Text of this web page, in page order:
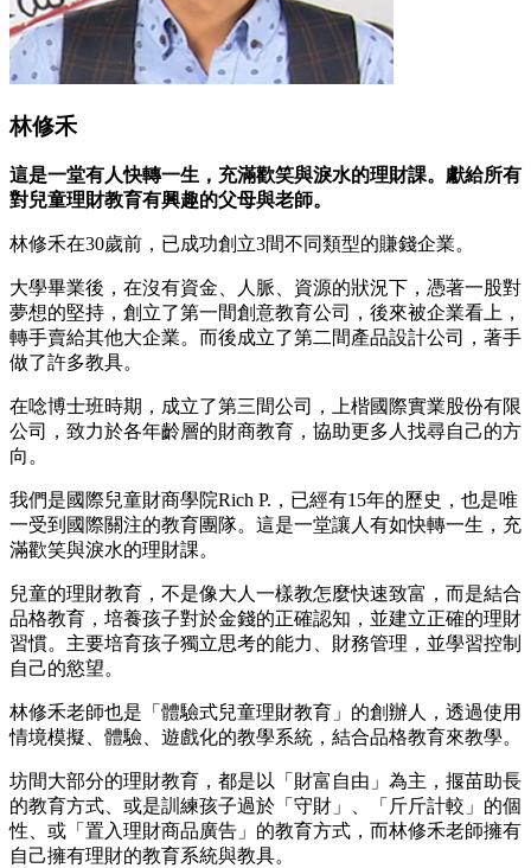
林修禾
這是一堂有人快轉一生，充滿歡笑與淚水的理財課。獻給所有
對兒童理財教育有興趣的父母與老師。
林修禾在30歲前，已成功創立3間不同類型的賺錢企業。
大學畢業後，在沒有資金、人脈、資源的狀況下，憑著一股對
夢想的堅持，創立了第一間創意教育公司，後來被企業看上，
轉手賣給其他大企業。而後成立了第二間產品設計公司，著手
做了許多教具。
在唸博士班時期，成立了第三間公司，上楷國際實業股份有限
公司，致力於各年齡層的財商教育，協助更多人找尋自己的方
向。
我們是國際兒童財商學院Rich P.，已經有15年的歷史，也是唯
一受到國際關注的教育團隊。這是一堂讓人有如快轉一生，充
滿歡笑與淚水的理財課。
兒童的理財教育，不是像大人一樣教怎麼快速致富，而是結合
品格教育，培養孩子對於金錢的正確認知，並建立正確的理財
習慣。主要培育孩子獨立思考的能力、財務管理，並學習控制
自己的慾望。
林修禾老師也是「體驗式兒童理財教育」的創辦人，透過使用
情境模擬、體驗、遊戲化的教學系統，結合品格教育來教學。
坊間大部分的理財教育，都是以「財富自由」為主，揠苗助長
的教育方式、或是訓練孩子過於「守財」、「斤斤計較」的個
性、或「置入理財商品廣告」的教育方式，而林修禾老師擁有
自己擁有理財的教育系統與教具。